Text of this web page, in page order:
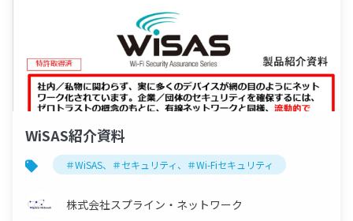
WiSAS紹介資料
＃WiSAS、＃セキュリティ、＃Wi-Fiセキュリティ
株式会社スプライン・ネットワーク